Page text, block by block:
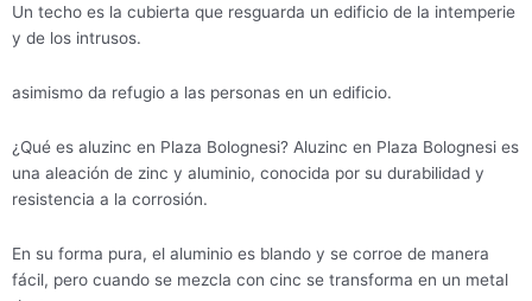
Un techo es la cubierta que resguarda un edificio de la intemperie
y de los intrusos.
asimismo da refugio a las personas en un edificio.
¿Qué es aluzinc en Plaza Bolognesi? Aluzinc en Plaza Bolognesi es
una aleación de zinc y aluminio, conocida por su durabilidad y
resistencia a la corrosión.
En su forma pura, el aluminio es blando y se corroe de manera
fácil, pero cuando se mezcla con cinc se transforma en un metal